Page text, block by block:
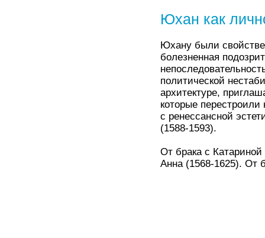
Юхан как
Юхану были
болезненная
политической
архитектуре,
которые
с ренессансной
(1588-1593).
От брака с
Анна (1568-1625). От